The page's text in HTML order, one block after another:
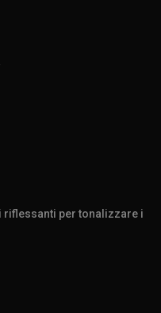
riflessanti per tonalizzare i